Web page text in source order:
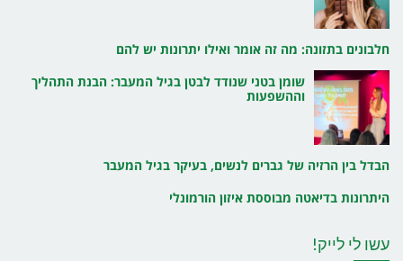
חלבונים בתזונה: מה זה אומר ואילו יתרונות יש להם
שומן בטני שנודד לבטן בגיל המעבר: הבנת התהליך
וההשפעות
הבדל בין הרזיה של גברים לנשים, בעיקר בגיל המעבר
היתרונות בדיאטה מבוססת איזון הורמונלי
עשו לי לייק!